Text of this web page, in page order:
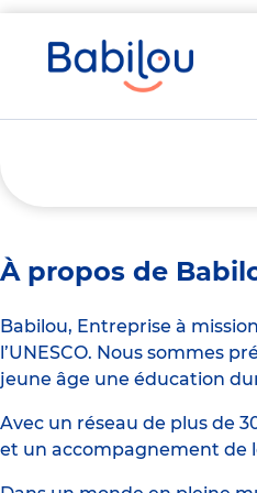
êtes
ici
Directeur de
À propos de
Babilou, Entreprise à
l’UNESCO. Nous sommes
jeune âge une éducation
Avec un réseau de plus de
et un accompagnement de